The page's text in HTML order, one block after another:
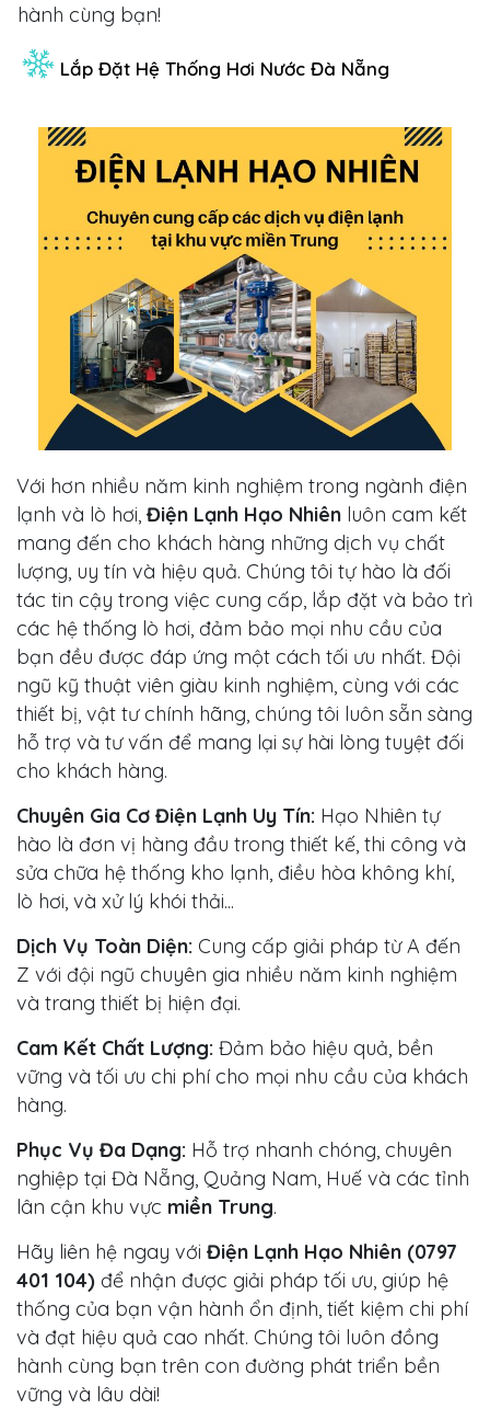
hành cùng bạn!
Lắp Đặt Hệ Thống Hơi Nước Đà Nẵng
Với hơn nhiều năm kinh nghiệm trong ngành điện
lạnh và lò hơi, Điện Lạnh Hạo Nhiên luôn cam kết
mang đến cho khách hàng những dịch vụ chất
lượng, uy tín và hiệu quả. Chúng tôi tự hào là đối
tác tin cậy trong việc cung cấp, lắp đặt và bảo trì
các hệ thống lò hơi, đảm bảo mọi nhu cầu của
bạn đều được đáp ứng một cách tối ưu nhất. Đội
ngũ kỹ thuật viên giàu kinh nghiệm, cùng với các
thiết bị, vật tư chính hãng, chúng tôi luôn sẵn sàng
hỗ trợ và tư vấn để mang lại sự hài lòng tuyệt đối
cho khách hàng.
Chuyên Gia Cơ Điện Lạnh Uy Tín: Hạo Nhiên tự
hào là đơn vị hàng đầu trong thiết kế, thi công và
sửa chữa hệ thống kho lạnh, điều hòa không khí,
lò hơi, và xử lý khói thải...
Dịch Vụ Toàn Diện: Cung cấp giải pháp từ A đến
Z với đội ngũ chuyên gia nhiều năm kinh nghiệm
và trang thiết bị hiện đại.
Cam Kết Chất Lượng: Đảm bảo hiệu quả, bền
vững và tối ưu chi phí cho mọi nhu cầu của khách
hàng.
Phục Vụ Đa Dạng: Hỗ trợ nhanh chóng, chuyên
nghiệp tại Đà Nẵng, Quảng Nam, Huế và các tỉnh
lân cận khu vực miền Trung.
Hãy liên hệ ngay với Điện Lạnh Hạo Nhiên (0797
401 104) để nhận được giải pháp tối ưu, giúp hệ
thống của bạn vận hành ổn định, tiết kiệm chi phí
và đạt hiệu quả cao nhất. Chúng tôi luôn đồng
hành cùng bạn trên con đường phát triển bền
vững và lâu dài!